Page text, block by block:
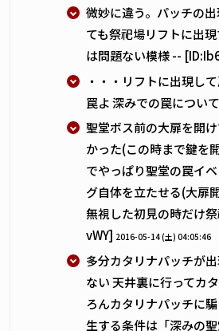
微妙に違う。パッチの
ても祭祀場リフトに出
は問題ない模様 --
・・・リフトに出現し
罠よ 深みでの罠につい
聖堂ボス前の大扉を開
かった(この時まで鍵を
でやっぱり聖堂の罠イ
グ自体を立たせる(大扉
無視した初見の時だけ
vWY] 2016-05-14 (土) 04:05:46
多分カタリナパッチが
ない 天井裏に行ってカ
ろんカタリナパッチに
生する条件は「深みの